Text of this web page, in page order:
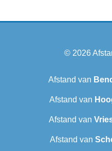
© 2026
Afstand van
Afstand van
Afstand van
Afstand van